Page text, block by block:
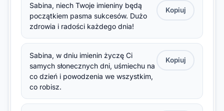
Sabina, niech Twoje imieniny będą
początkiem pasma sukcesów. Dużo
zdrowia i radości każdego dnia!
Kopiuj
Sabina, w dniu imienin życzę Ci
samych słonecznych dni, uśmiechu na
co dzień i powodzenia we wszystkim,
co robisz.
Kopiuj